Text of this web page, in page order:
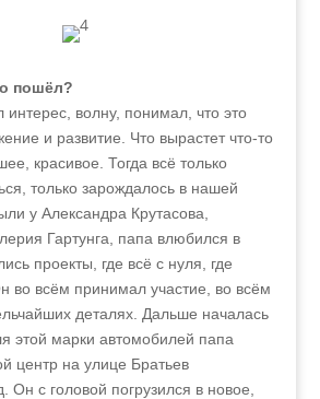
пошёл?
интерес, волну, понимал, что это
и развитие. Что вырастет что-то
красивое. Тогда всё только
только зарождалось в нашей
у Александра Крутасова,
Гартунга, папа влюбился в
проекты, где всё с нуля, где
во всём принимал участие, во всём
деталях. Дальше началась
этой марки автомобилей папа
центр на улице Братьев
с головой погрузился в новое,